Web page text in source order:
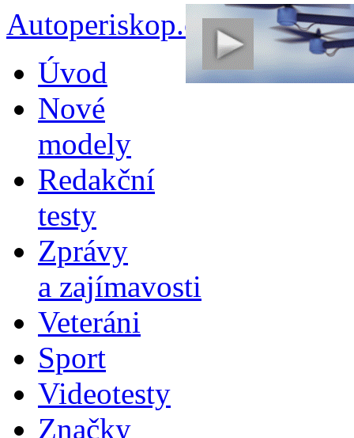
Autoperiskop.cz –
obsahu
webu
Úvod
Nové
modely
Redakční
testy
Zprávy
a zajímavosti
Veteráni
Sport
Videotesty
Značky